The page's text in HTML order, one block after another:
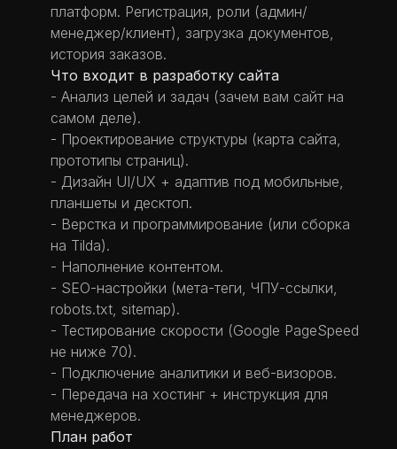
платформ. Регистрация, роли (админ/
менеджер/клиент), загрузка документов,
история заказов.
Что входит в разработку сайта
- Анализ целей и задач (зачем вам сайт на
самом деле).
- Проектирование структуры (карта сайта,
прототипы страниц).
- Дизайн UI/UX + адаптив под мобильные,
планшеты и десктоп.
- Верстка и программирование (или сборка
на Tilda).
- Наполнение контентом.
- SEO-настройки (мета-теги, ЧПУ-ссылки,
robots.txt, sitemap).
- Тестирование скорости (Google PageSpeed
не ниже 70).
- Подключение аналитики и веб-визоров.
- Передача на хостинг + инструкция для
менеджеров.
План работ